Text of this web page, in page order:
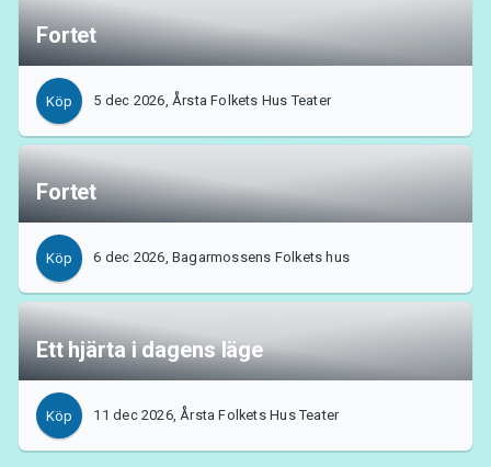
Fortet
Köp 5 dec 2026, Årsta Folkets Hus Teater
Fortet
Köp 6 dec 2026, Bagarmossens Folkets hus
Ett hjärta i dagens läge
Köp 11 dec 2026, Årsta Folkets Hus Teater